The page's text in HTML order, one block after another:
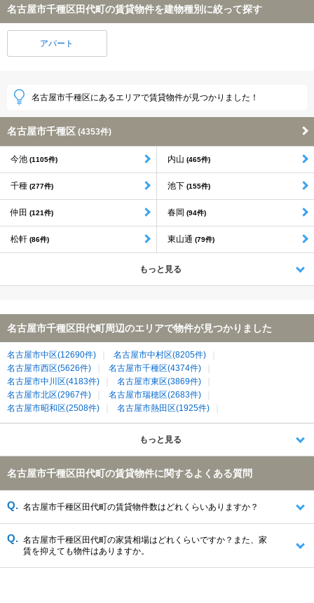
名古屋市千種区田代町の賃貸物件を建物種別に絞って探す
アパート
名古屋市千種区にあるエリアで賃貸物件が見つかりました！
名古屋市千種区 (4353件)
今池 (1105件) 内山 (465件)
千種 (277件) 池下 (155件)
仲田 (121件) 春岡 (94件)
松軒 (86件) 東山通 (79件)
もっと見る
名古屋市千種区田代町周辺のエリアで物件が見つかりました
名古屋市中区(12690件)
名古屋市中村区(8205件)
名古屋市西区(5626件)
名古屋市千種区(4374件)
名古屋市中川区(4183件)
名古屋市東区(3869件)
名古屋市北区(2967件)
名古屋市瑞穂区(2683件)
名古屋市昭和区(2508件)
名古屋市熱田区(1925件)
名古屋市名東区(1893件)
名古屋市南区(1892件)
名古屋市緑区(1468件)
北名古屋市(449件)
尾張旭市(260件)
西春日井郡豊山町(136件)
もっと見る
名古屋市千種区田代町の賃貸物件に関するよくある質問
名古屋市千種区田代町の賃貸物件数はどれくらいありますか？
名古屋市千種区田代町の家賃相場はどれくらいですか？また、家
賃を抑えても物件はありますか。